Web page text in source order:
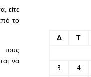
είτε
το
τους
να
Δ
Τ
3
4